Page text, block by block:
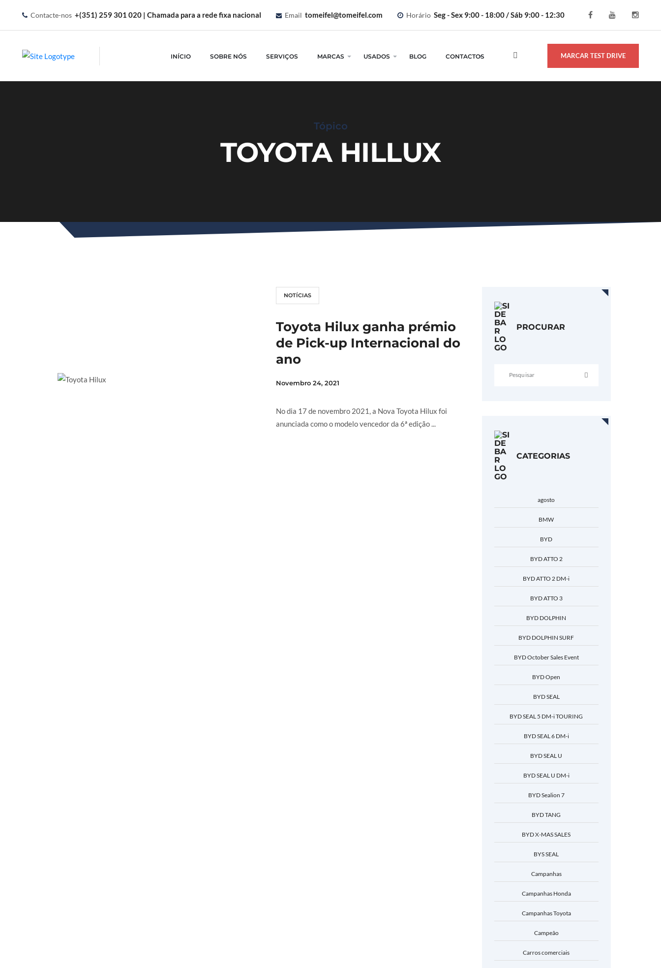
Contacte-nos +(351) 259 301 020 | Chamada para a rede fixa nacional Email tomeifel@tomeifel.com Horário Seg - Sex 9:00 - 18:00 / Sáb 9:00 - 12:30
INÍCIO SOBRE NÓS SERVIÇOS MARCAS USADOS BLOG CONTACTOS MARCAR TEST DRIVE
Tópico
TOYOTA HILLUX
NOTÍCIAS
Toyota Hilux ganha prémio
de Pick-up Internacional do
ano
Novembro 24, 2021
No dia 17 de novembro 2021, a Nova Toyota Hilux foi
anunciada como o modelo vencedor da 6ª edição ...
PROCURAR
CATEGORIAS
agosto
BMW
BYD
BYD ATTO 2
BYD ATTO 2 DM-i
BYD ATTO 3
BYD DOLPHIN
BYD DOLPHIN SURF
BYD October Sales Event
BYD Open
BYD SEAL
BYD SEAL 5 DM-i TOURING
BYD SEAL 6 DM-i
BYD SEAL U
BYD SEAL U DM-i
BYD Sealion 7
BYD TANG
BYD X-MAS SALES
BYS SEAL
Campanhas
Campanhas Honda
Campanhas Toyota
Campeão
Carros comerciais